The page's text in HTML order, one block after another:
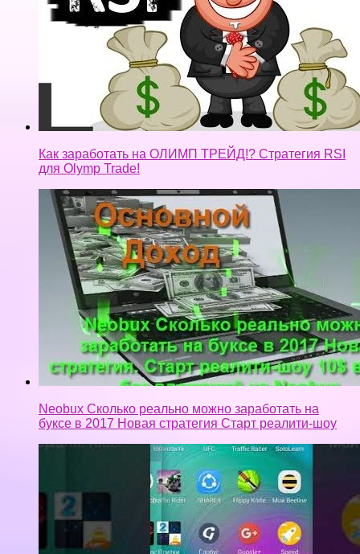
Как заработать на ОЛИМП ТРЕЙД!? Стратегия RSI
для Olymp Trade!
Neobux Сколько реально можно заработать на
буксе в 2017 Новая стратегия Старт реалити-шоу